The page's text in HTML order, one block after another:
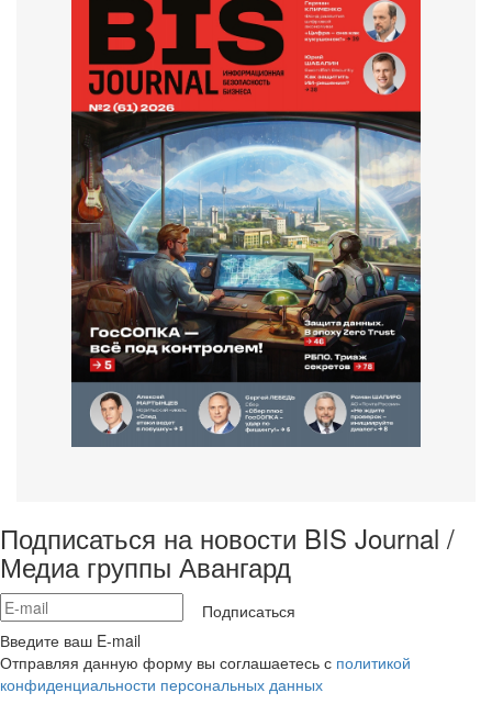
Подписаться на новости BIS Journal /
Медиа группы Авангард
Подписаться
Введите ваш E-mail
Отправляя данную форму вы соглашаетесь с политикой
конфиденциальности персональных данных